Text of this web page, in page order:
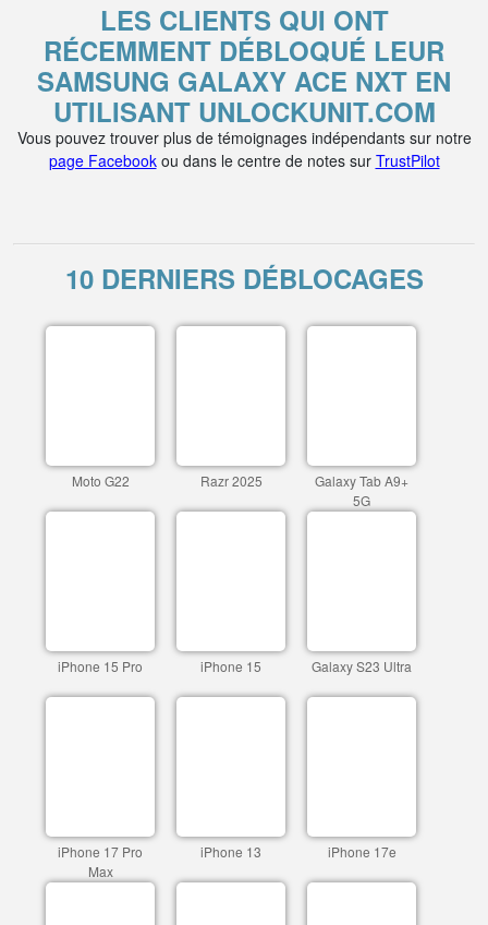
LES CLIENTS QUI ONT
RÉCEMMENT DÉBLOQUÉ LEUR
SAMSUNG GALAXY ACE NXT EN
UTILISANT UNLOCKUNIT.COM
Vous pouvez trouver plus de témoignages indépendants sur notre
page Facebookou dans le centre de notes sur TrustPilot
10 DERNIERS DÉBLOCAGES
Moto G22 Razr 2025
Galaxy Tab A9+
5G
iPhone 15 Pro iPhone 15 Galaxy S23 Ultra
iPhone 17 Pro
Max
iPhone 13 iPhone 17e